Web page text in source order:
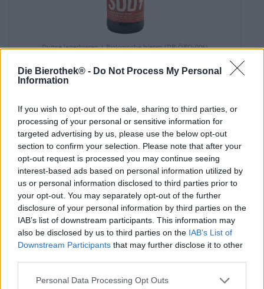
Die Bierothek® - Do Not Process My Personal
Information
If you wish to opt-out of the sale, sharing to third parties, or
processing of your personal or sensitive information for
targeted advertising by us, please use the below opt-out
section to confirm your selection. Please note that after your
opt-out request is processed you may continue seeing
interest-based ads based on personal information utilized by
us or personal information disclosed to third parties prior to
your opt-out. You may separately opt-out of the further
disclosure of your personal information by third parties on the
IAB’s list of downstream participants. This information may
also be disclosed by us to third parties on the IAB’s List of
Downstream Participants that may further disclose it to other
Personal Data Processing Opt Outs
Duitse lagerbieren | Biologische bieren (DE-ÖKO-006)
Brauerei Molter
MEHRWEG
0,33 L Fles - € 9,06 / LTR
Uitverkocht